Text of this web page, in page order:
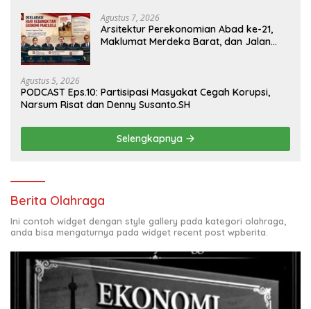
Agustus 7, 2026
Arsitektur Perekonomian Abad ke-21,
Maklumat Merdeka Barat, dan Jalan
Agustus 5, 2026
PODCAST Eps.10: Partisipasi Masyakat Cegah Korupsi,
Narsum Risat dan Denny Susanto.SH
Selengkapnya
Berita Olahraga
Ini contoh widget dengan style gallery pada kategori olahraga,
anda bisa mengaturnya pada widget recent post wpberita.